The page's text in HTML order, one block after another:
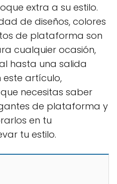
extra a su estilo.
de diseños, colores
de plataforma son
cualquier ocasión,
hasta una salida
este artículo,
necesitas saber
de plataforma y
en tu
tu estilo.